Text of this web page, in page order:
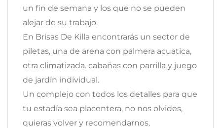
un fin de semana y los que no se pueden
alejar de su trabajo.
En Brisas De Killa encontrarás un sector de
piletas, una de arena con palmera acuatica,
otra climatizada. cabañas con parrilla y juego
de jardín individual.
Un complejo con todos los detalles para que
tu estadía sea placentera, no nos olvides,
quieras volver y recomendarnos.​